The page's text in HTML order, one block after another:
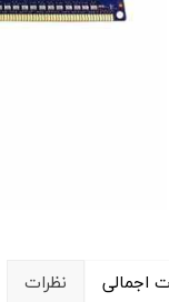
اجمالی نظرات